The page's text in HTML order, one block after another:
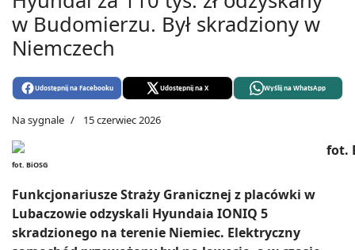
w Budomierzu. Był skradziony w
Niemczech
Udostępnij na Facebooku Udostępnij na X Wyślij na WhatsApp
Na sygnale 15 czerwiec 2026
fot. BiOSG
Funkcjonariusze Straży Granicznej z placówki w
Lubaczowie odzyskali Hyundaia IONIQ 5
skradzionego na terenie Niemiec. Elektryczny